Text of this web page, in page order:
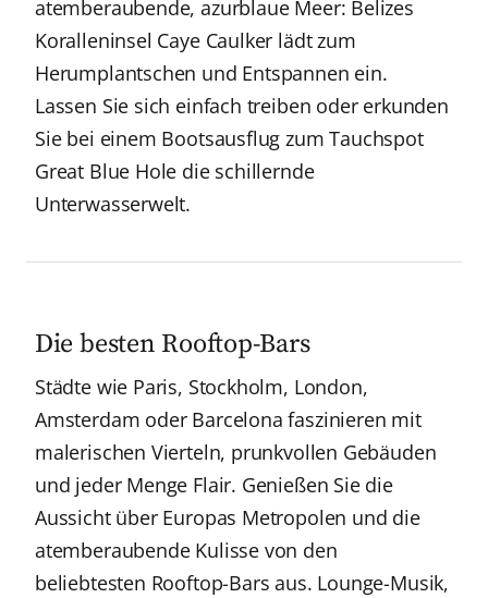
atemberaubende, azurblaue Meer: Belizes
Koralleninsel Caye Caulker lädt zum
Herumplantschen und Entspannen ein.
Lassen Sie sich einfach treiben oder erkunden
Sie bei einem Bootsausflug zum Tauchspot
Great Blue Hole die schillernde
Unterwasserwelt.
Die besten Rooftop-Bars
Städte wie Paris, Stockholm, London,
Amsterdam oder Barcelona faszinieren mit
malerischen Vierteln, prunkvollen Gebäuden
und jeder Menge Flair. Genießen Sie die
Aussicht über Europas Metropolen und die
atemberaubende Kulisse von den
beliebtesten Rooftop-Bars aus. Lounge-Musik,